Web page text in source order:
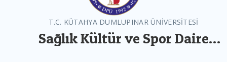
T.C. KÜTAHYA DUMLUPINAR ÜNİVERSİTESİ
Sağlık Kültür ve Spor Daire